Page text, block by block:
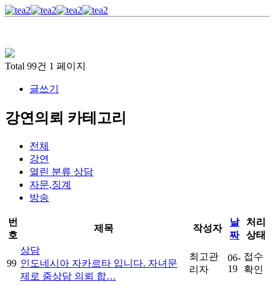
Total 99건 1 페이지
글쓰기
강연의뢰 카테고리
전체
강연
열린 분류 상담
자문,징계
방송
번
호
제목 작성자
날
짜
처리
상태
99
상담
인도네시아 자카르타 입니다. 자녀문
제로 줌상담 의뢰 합…
최고관
리자
06-
19
접수
확인